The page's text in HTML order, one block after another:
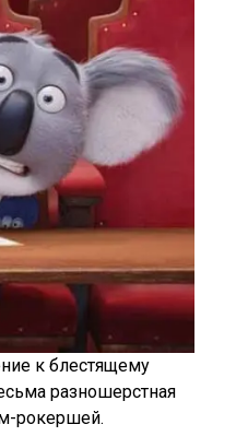
к блестящему
разношерстная
рокершей.